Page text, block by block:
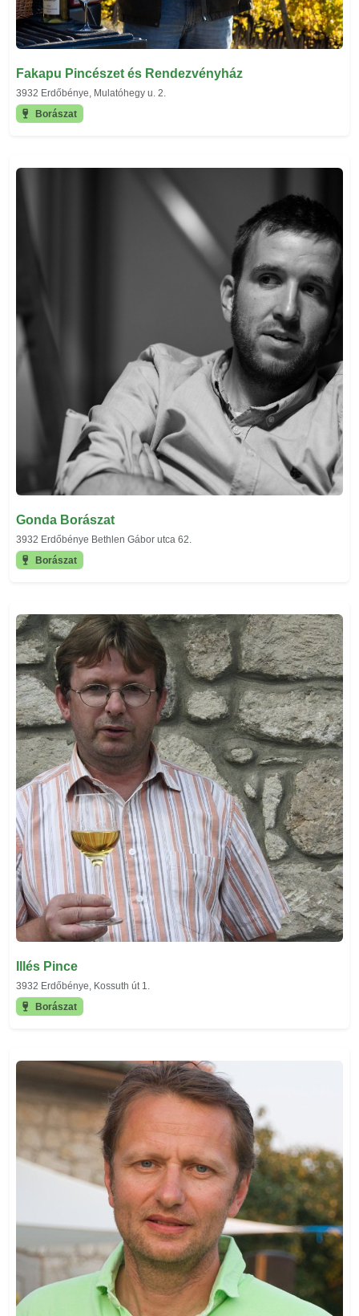
Fakapu Pincészet és Rendezvényház
3932 Erdőbénye, Mulatóhegy u. 2.
Borászat
Gonda Borászat
3932 Erdőbénye Bethlen Gábor utca 62.
Borászat
Illés Pince
3932 Erdőbénye, Kossuth út 1.
Borászat